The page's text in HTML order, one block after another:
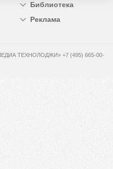
Библиотека
Реклама
ТЕХНОЛОДЖИ» +7 (495) 665-00-